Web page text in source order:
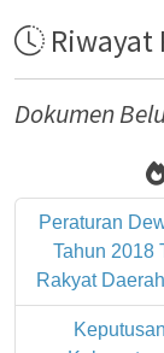
Riwayat
Dokumen
Peraturan
Tahun 2018
Rakyat